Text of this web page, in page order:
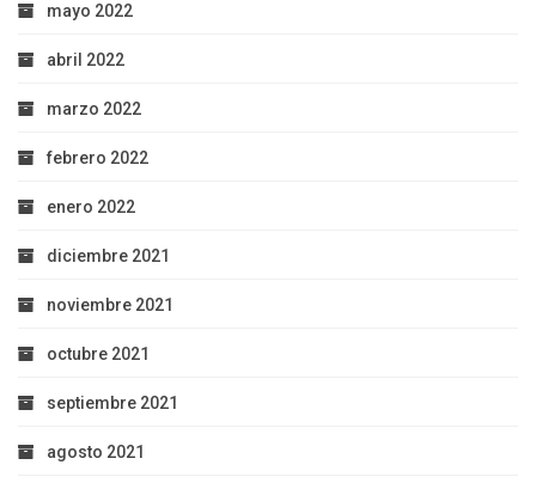
mayo 2022
abril 2022
marzo 2022
febrero 2022
enero 2022
diciembre 2021
noviembre 2021
octubre 2021
septiembre 2021
agosto 2021